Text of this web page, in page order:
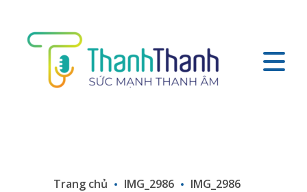
Trang chủ IMG_2986 IMG_2986